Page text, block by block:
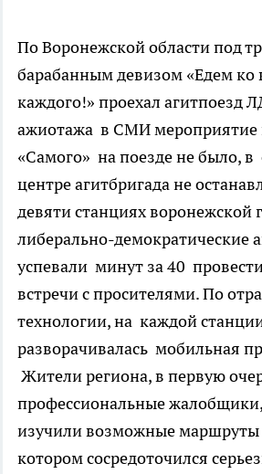
По Воронежской области под
барабанным девизом «Едем
каждого!» проехал агитпоезд
ажиотажа в СМИ мероприятие
«Самого» на поезде не было, в
центре агитбригада не
девяти станциях воронежской
либерально-демократические
успевали минут за 40
встречи с просителями. По
технологии, на каждой
разворачивалась мобильная
Жители региона, в первую
профессиональные
изучили возможные маршруты
котором сосредоточился